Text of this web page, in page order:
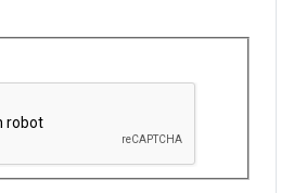
te controleren dat u een mens